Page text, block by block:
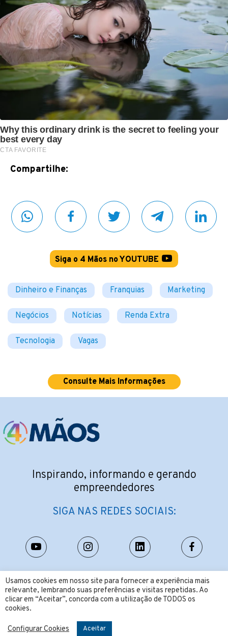
Compartilhe:
Siga o 4 Mãos no YOUTUBE
Dinheiro e Finanças Franquias Marketing
Negócios Notícias Renda Extra
Tecnologia Vagas
Consulte Mais Informações
Usamos cookies em nosso site para fornecer a experiência mais
relevante, lembrando suas preferências e visitas repetidas. Ao
clicar em “Aceitar”, concorda com a utilização de TODOS os
cookies.
Configurar Cookies Aceitar
Inspirando, informando e gerando
empreendedores
SIGA NAS REDES SOCIAIS:
CONTATO:
contato@4maos.com.br